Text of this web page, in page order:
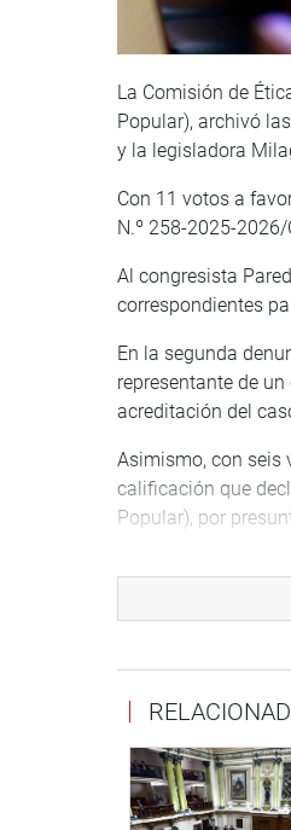
La Comisión de
Popular), archivó
y la legisladora
Con 11 votos a
N.º 258-2025-
Al congresista
correspondientes
En la segunda
representante de
acreditación del
Asimismo, con seis
calificación que
Popular), por
2026/CEP-CR,
periodista del
Con ello quedó
congresista Alcarraz
Cabe señalar que
edificio Víctor Raúl